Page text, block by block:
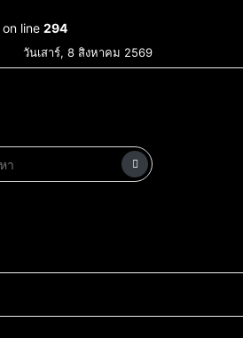
on line 294
วันเสาร์, 8 สิงหาคม 2569